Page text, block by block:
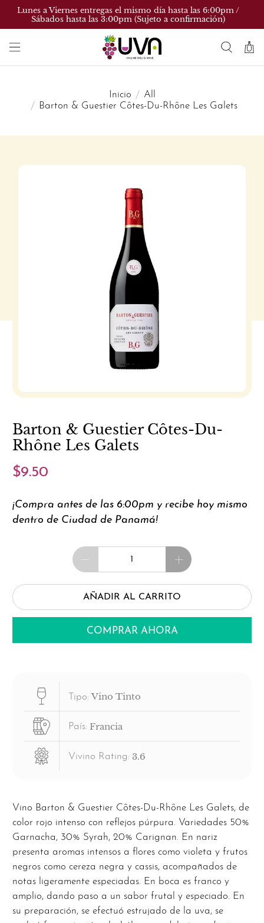
Lunes a Viernes entregas el mismo día hasta las 6:00pm /
Sábados hasta las 3:00pm (Sujeto a confirmación)
Inicio
All
Barton & Guestier Côtes-Du-Rhône Les Galets
Barton & Guestier Côtes-Du-
Rhône Les Galets
$9.50
¡Compra antes de las 6:00pm y recibe hoy mismo
dentro de Ciudad de Panamá!
Cantidad
AÑADIR AL CARRITO
COMPRAR AHORA
Tipo: Vino Tinto
País: Francia
Vivino Rating: 3.6
Vino Barton & Guestier Côtes-Du-Rhône Les Galets, de
color rojo intenso con reflejos púrpura. Variedades 50%
Garnacha, 30% Syrah, 20% Carignan. En nariz
presenta aromas intensos a flores como violeta y frutos
negros como cereza negra y cassis, acompañados de
notas ligeramente especiadas. En boca es franco y
amplio, dando paso a un sabor frutal y especiado. En
su preparación, se efectuó estrujado de la uva, se